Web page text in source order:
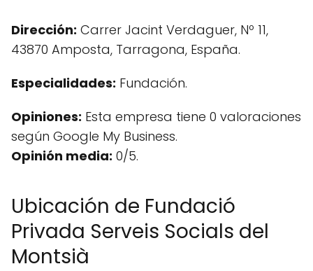
Dirección: Carrer Jacint Verdaguer, Nº 11,
43870 Amposta, Tarragona, España.
Especialidades: Fundación.
Opiniones: Esta empresa tiene 0 valoraciones
según Google My Business.
Opinión media: 0/5.
Ubicación de Fundació
Privada Serveis Socials del
Montsià